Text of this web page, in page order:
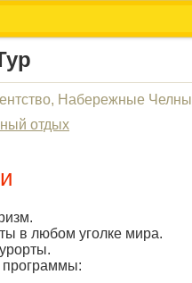
Набережные Челны
отдых
в любом уголке мира.
программы: